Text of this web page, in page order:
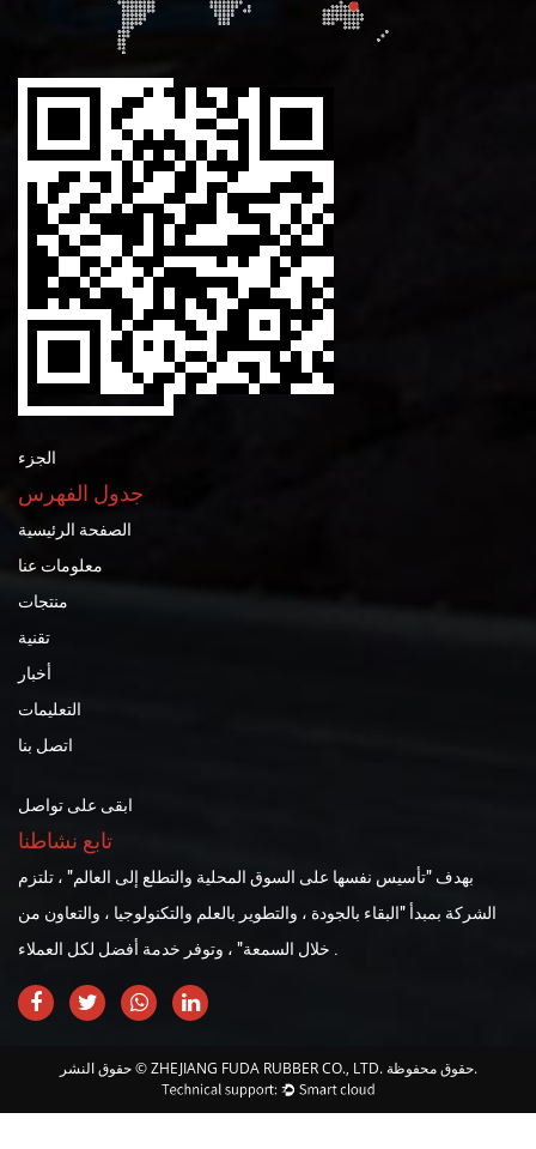
الجزء
جدول الفهرس
الصفحة الرئيسية
معلومات عنا
منتجات
تقنية
أخبار
التعليمات
اتصل بنا
ابقى على تواصل
تابع نشاطنا
بهدف "تأسيس نفسها على السوق المحلية والتطلع إلى العالم" ، تلتزم
الشركة بمبدأ "البقاء بالجودة ، والتطوير بالعلم والتكنولوجيا ، والتعاون من
خلال السمعة" ، وتوفر خدمة أفضل لكل العملاء .
حقوق النشر © ZHEJIANG FUDA RUBBER CO., LTD. حقوق محفوظة.